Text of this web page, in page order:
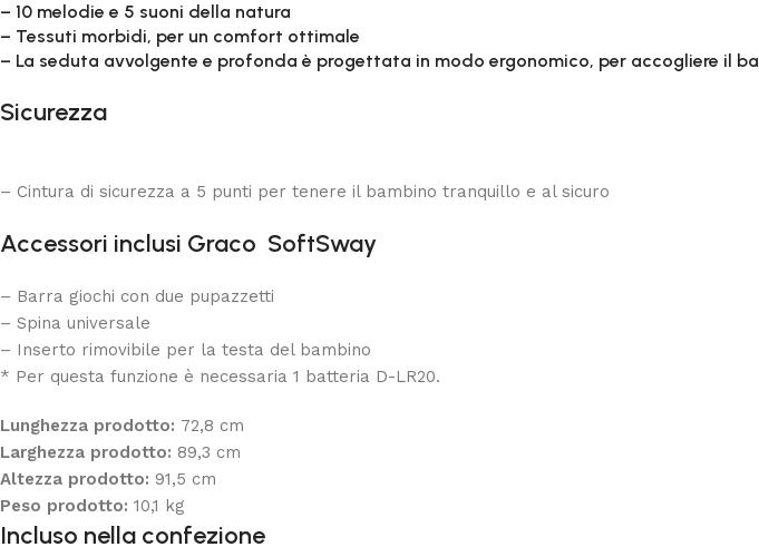
– 10 melodie e 5 suoni della natura
– Tessuti morbidi, per un comfort ottimale
– La seduta avvolgente e profonda è progettata in modo ergonomico, per accogliere il
Sicurezza
– Cintura di sicurezza a 5 punti per tenere il bambino tranquillo e al sicuro
Accessori inclusi Graco SoftSway
– Barra giochi con due pupazzetti
– Spina universale
– Inserto rimovibile per la testa del bambino
* Per questa funzione è necessaria 1 batteria D-LR20.
Lunghezza prodotto: 72,8 cm
Larghezza prodotto: 89,3 cm
Altezza prodotto: 91,5 cm
Peso prodotto: 10,1 kg
Incluso nella confezione